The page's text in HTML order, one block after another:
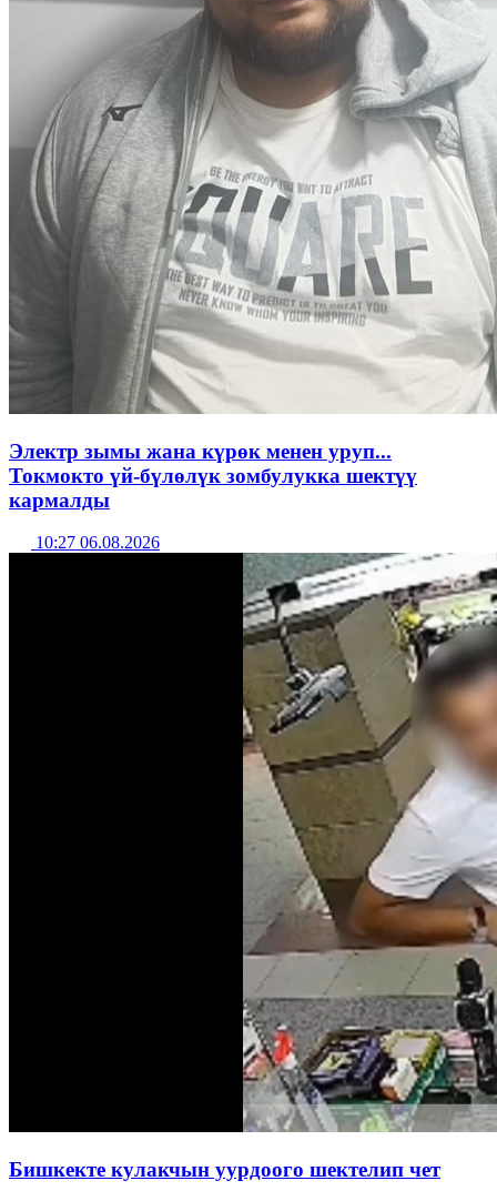
Электр зымы жана күрөк менен уруп...
Токмокто үй-бүлөлүк зомбулукка шектүү
кармалды
10:27 06.08.2026
Бишкекте кулакчын уурдоого шектелип чет